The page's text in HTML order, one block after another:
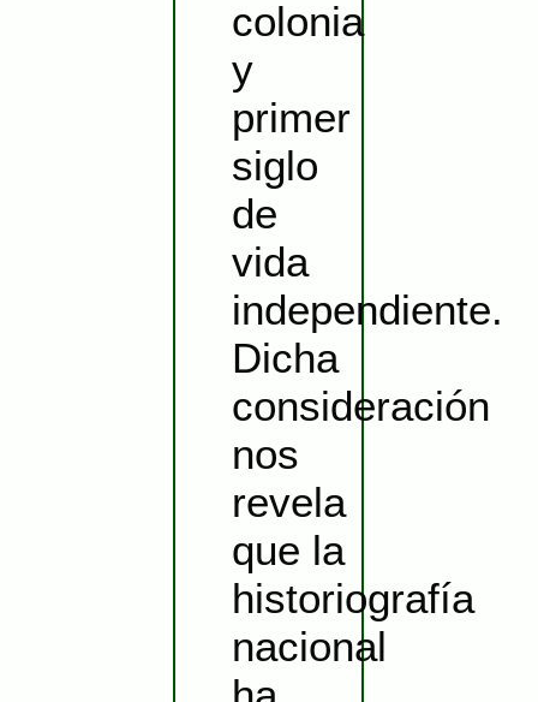
colonia
y
primer
siglo
de
vida
independiente.
Dicha
consideración
nos
revela
que la
historiografía
nacional